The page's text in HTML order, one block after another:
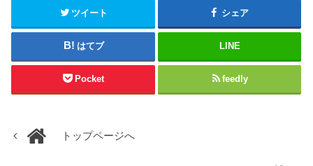
ツイート シェア
はてブ LINE
Pocket feedly
トップページへ